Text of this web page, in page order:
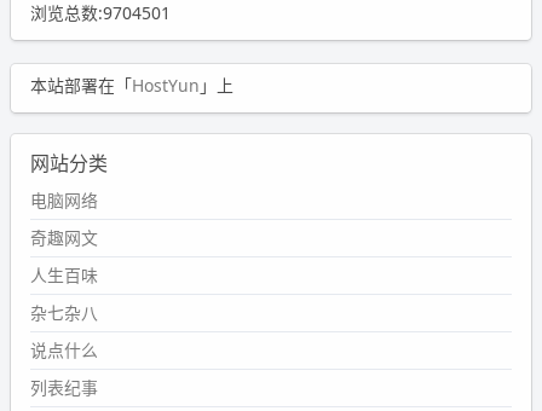
浏览总数:9704501
本站部署在「HostYun 」上
网站分类
电脑网络
奇趣网文
人生百味
杂七杂八
说点什么
列表纪事